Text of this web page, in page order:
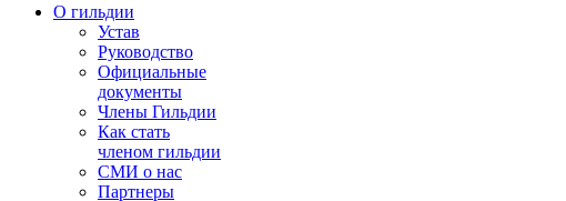
О гильдии
Устав
Руководство
Официальные
документы
Члены Гильдии
Как стать
членом гильдии
СМИ о нас
Партнеры